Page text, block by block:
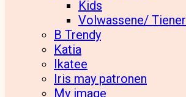
Kids
Volwassene/ Tiener
B Trendy
Katia
Ikatee
Iris may patronen
My image